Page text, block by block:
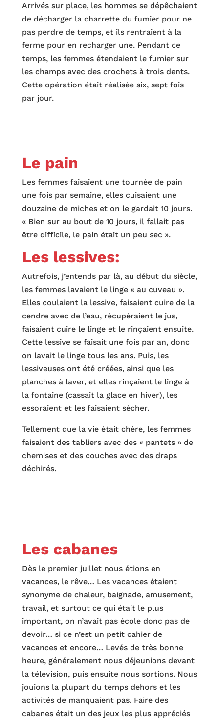
Arrivés sur place, les hommes se dépêchaient
de décharger la charrette du fumier pour ne
pas perdre de temps, et ils rentraient à la
ferme pour en recharger une. Pendant ce
temps, les femmes étendaient le fumier sur
les champs avec des crochets à trois dents.
Cette opération était réalisée six, sept fois
par jour.
Le pain
Les femmes faisaient une tournée de pain
une fois par semaine, elles cuisaient une
douzaine de miches et on le gardait 10 jours.
« Bien sur au bout de 10 jours, il fallait pas
être difficile, le pain était un peu sec ».
Les lessives:
Autrefois, j’entends par là, au début du siècle,
les femmes lavaient le linge « au cuveau ».
Elles coulaient la lessive, faisaient cuire de la
cendre avec de l’eau, récupéraient le jus,
faisaient cuire le linge et le rinçaient ensuite.
Cette lessive se faisait une fois par an, donc
on lavait le linge tous les ans. Puis, les
lessiveuses ont été créées, ainsi que les
planches à laver, et elles rinçaient le linge à
la fontaine (cassait la glace en hiver), les
essoraient et les faisaient sécher.
Tellement que la vie était chère, les femmes
faisaient des tabliers avec des « pantets » de
chemises et des couches avec des draps
déchirés.
Les cabanes
Dès le premier juillet nous étions en
vacances, le rêve… Les vacances étaient
synonyme de chaleur, baignade, amusement,
travail, et surtout ce qui était le plus
important, on n’avait pas école donc pas de
devoir… si ce n’est un petit cahier de
vacances et encore… Levés de très bonne
heure, généralement nous déjeunions devant
la télévision, puis ensuite nous sortions. Nous
jouions la plupart du temps dehors et les
activités de manquaient pas. Faire des
cabanes était un des jeux les plus appréciés